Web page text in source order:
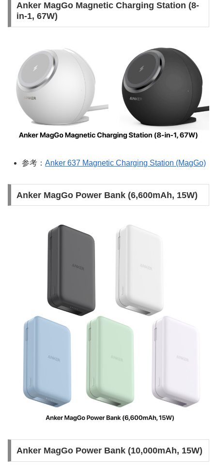
Anker MagGo Magnetic Charging Station (8-
in-1, 67W)
参考：Anker 637 Magnetic Charging Station (MagGo)
Anker MagGo Power Bank (6,600mAh, 15W)
Anker MagGo Power Bank (10,000mAh, 15W)